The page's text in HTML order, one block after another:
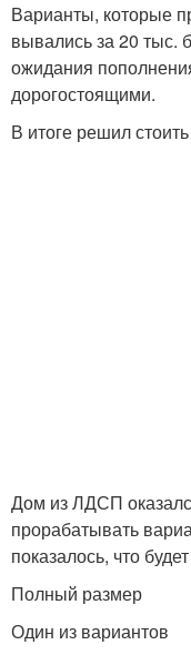
Варианты, которые
вывались за 20 тыс.
ожидания
дорогостоящими.
В итоге решил
Дом из ЛДСП
прорабатывать
показалось, что
Полный размер
Один из вариантов